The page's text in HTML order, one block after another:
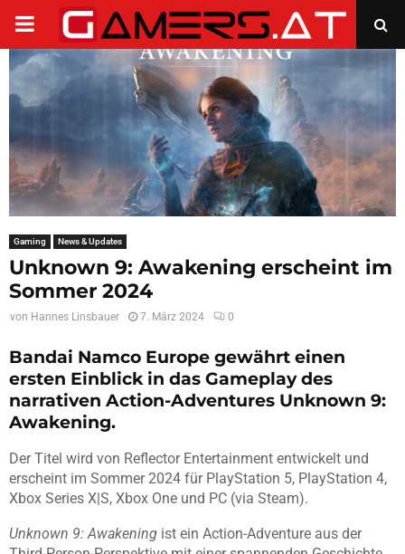
PRIMARY
MENU
Gaming News & Updates
Unknown 9: Awakening erscheint im
Sommer 2024
von Hannes Linsbauer 7. März 2024 0
Bandai Namco Europe gewährt einen
ersten Einblick in das Gameplay des
narrativen Action-Adventures Unknown 9:
Awakening.
Der Titel wird von Reflector Entertainment entwickelt und
erscheint im Sommer 2024 für PlayStation 5, PlayStation 4,
Xbox Series X|S, Xbox One und PC (via Steam).
Unknown 9: Awakening ist ein Action-Adventure aus der